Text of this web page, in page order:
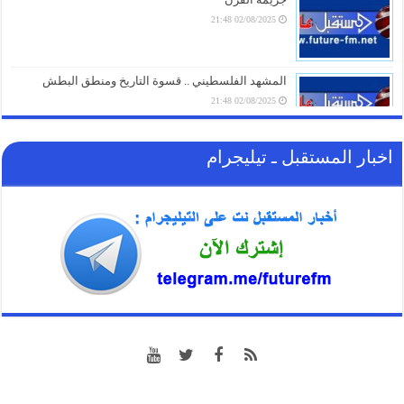
02/08/2025 21:48
المشهد الفلسطيني .. قسوة التاريخ ومنطق البطش
02/08/2025 21:48
اخبار المستقبل ـ تيليجرام